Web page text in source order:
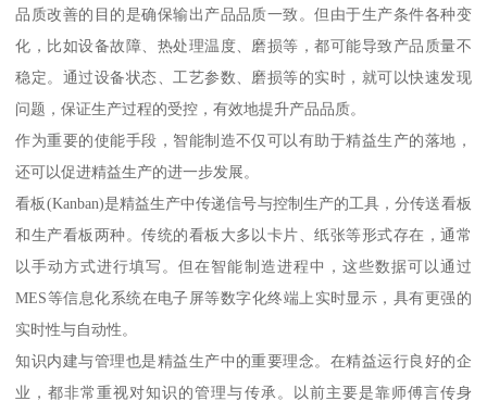
品质改善的目的是确保输出产品品质一致。但由于生产条件各种变
化，比如设备故障、热处理温度、磨损等，都可能导致产品质量不
稳定。通过设备状态、工艺参数、磨损等的实时，就可以快速发现
问题，保证生产过程的受控，有效地提升产品品质。
作为重要的使能手段，智能制造不仅可以有助于精益生产的落地，
还可以促进精益生产的进一步发展。
看板(Kanban)是精益生产中传递信号与控制生产的工具，分传送看板
和生产看板两种。传统的看板大多以卡片、纸张等形式存在，通常
以手动方式进行填写。但在智能制造进程中，这些数据可以通过
MES等信息化系统在电子屏等数字化终端上实时显示，具有更强的
实时性与自动性。
知识内建与管理也是精益生产中的重要理念。在精益运行良好的企
业，都非常重视对知识的管理与传承。以前主要是靠师傅言传身